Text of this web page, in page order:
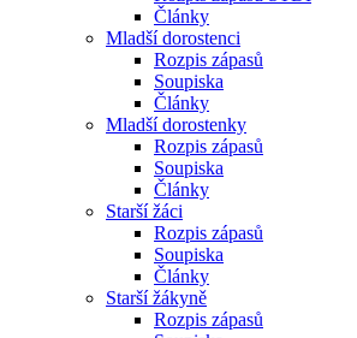
Články
Mladší dorostenci
Rozpis zápasů
Soupiska
Články
Mladší dorostenky
Rozpis zápasů
Soupiska
Články
Starší žáci
Rozpis zápasů
Soupiska
Články
Starší žákyně
Rozpis zápasů